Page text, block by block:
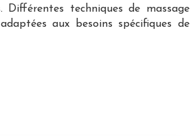
Différentes techniques de massage
aux besoins spécifiques de